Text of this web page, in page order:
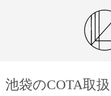
池袋のCOTA取